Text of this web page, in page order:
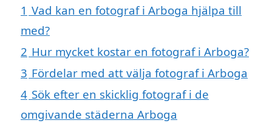
1 Vad kan en fotograf i Arboga hjälpa till
med?
2 Hur mycket kostar en fotograf i Arboga?
3 Fördelar med att välja fotograf i Arboga
4 Sök efter en skicklig fotograf i de
omgivande städerna Arboga